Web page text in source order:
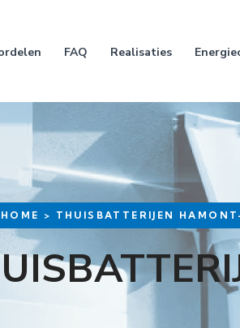
FAQ Realisaties
HOME > THUISBATTERIJEN